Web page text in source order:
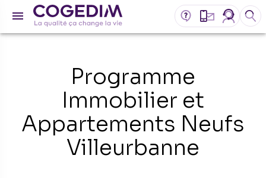
Programme
Immobilier et
Appartements Neufs
Villeurbanne